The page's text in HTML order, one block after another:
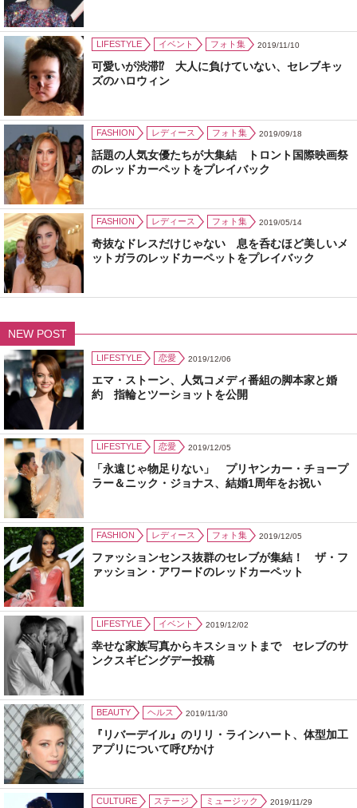
LIFESTYLE イベント フォト集 2019/11/10
可愛いが渋滞⁉ 大人に負けていない、セレブキッ
ズのハロウィン
FASHION レディース フォト集 2019/09/18
話題の人気女優たちが大集結 トロント国際映画祭
のレッドカーペットをプレイバック
FASHION レディース フォト集 2019/05/14
奇抜なドレスだけじゃない 息を呑むほど美しいメ
ットガラのレッドカーペットをプレイバック
NEW POST
LIFESTYLE 恋愛 2019/12/06
エマ・ストーン、人気コメディ番組の脚本家と婚
約 指輪とツーショットを公開
LIFESTYLE 恋愛 2019/12/05
「永遠じゃ物足りない」 プリヤンカー・チョープ
ラー＆ニック・ジョナス、結婚1周年をお祝い
FASHION レディース フォト集 2019/12/05
ファッションセンス抜群のセレブが集結！ ザ・フ
ァッション・アワードのレッドカーペット
LIFESTYLE イベント 2019/12/02
幸せな家族写真からキスショットまで セレブのサ
ンクスギビングデー投稿
BEAUTY ヘルス 2019/11/30
『リバーデイル』のリリ・ラインハート、体型加工
アプリについて呼びかけ
CULTURE ステージ ミュージック 2019/11/29